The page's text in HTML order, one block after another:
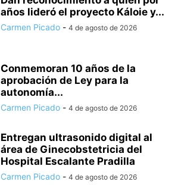
años lideró el proyecto Káloie y...
Carmen Picado - 4 de agosto de 2026
Conmemoran 10 años de la
aprobación de Ley para la
autonomía...
Carmen Picado - 4 de agosto de 2026
Entregan ultrasonido digital al
área de Ginecobstetricia del
Hospital Escalante Pradilla
Carmen Picado - 4 de agosto de 2026